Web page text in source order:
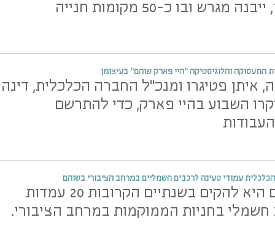
מגרש ובו כ-50 מקומות חנייה
התעסוקה והלוגיסטיקה "היי פארק שוהם" בעיצומן
איתן פטיגרו ומנכ"ל החברה הכלכלית, דינה
השבוע בהיי פארק, כדי להתרשם
עמודי טעינה לרכבים חשמליים במרחב הציבורי בשוהם
מטרת המיזם היא להקים בשנתיים הקרובות 20 עמדות
חשמלי בחניות הממוקמות במרחב הציבורי.